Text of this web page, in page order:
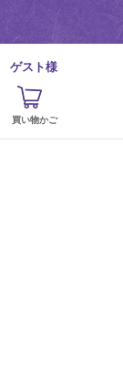
ゲスト様
買い物かご